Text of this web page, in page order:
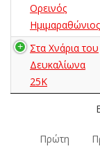
Ορεινός
Ημιμαραθώνιος
Στα Χνάρια του
Δευκαλίωνα
25K
Πρώτη